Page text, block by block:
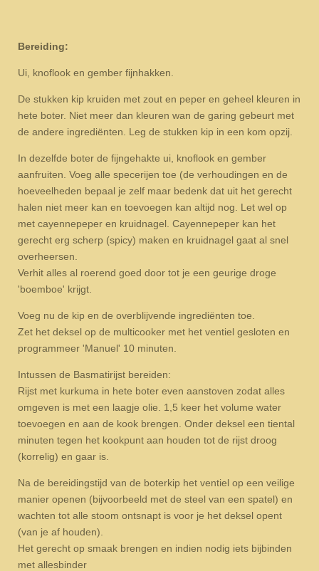
Bereiding:
Ui, knoflook en gember fijnhakken.
De stukken kip kruiden met zout en peper en geheel kleuren in
hete boter. Niet meer dan kleuren wan de garing gebeurt met
de andere ingrediënten. Leg de stukken kip in een kom opzij.
In dezelfde boter de fijngehakte ui, knoflook en gember
aanfruiten. Voeg alle specerijen toe (de verhoudingen en de
hoeveelheden bepaal je zelf maar bedenk dat uit het gerecht
halen niet meer kan en toevoegen kan altijd nog. Let wel op
met cayennepeper en kruidnagel. Cayennepeper kan het
gerecht erg scherp (spicy) maken en kruidnagel gaat al snel
overheersen.
Verhit alles al roerend goed door tot je een geurige droge
'boemboe' krijgt.
Voeg nu de kip en de overblijvende ingrediënten toe.
Zet het deksel op de multicooker met het ventiel gesloten en
programmeer 'Manuel' 10 minuten.
Intussen de Basmatirijst bereiden:
Rijst met kurkuma in hete boter even aanstoven zodat alles
omgeven is met een laagje olie. 1,5 keer het volume water
toevoegen en aan de kook brengen. Onder deksel een tiental
minuten tegen het kookpunt aan houden tot de rijst droog
(korrelig) en gaar is.
Na de bereidingstijd van de boterkip het ventiel op een veilige
manier openen (bijvoorbeeld met de steel van een spatel) en
wachten tot alle stoom ontsnapt is voor je het deksel opent
(van je af houden).
Het gerecht op smaak brengen en indien nodig iets bijbinden
met allesbinder